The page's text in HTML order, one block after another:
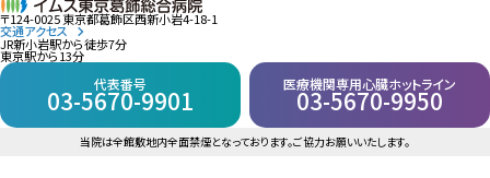
〒124-0025 東京都葛飾区西新小岩4-18-1
交通アクセス
JR新小岩駅から徒歩7分
東京駅から13分
代表番号
03-5670-9901
医療機関専用心臓ホットライン
03-5670-9950
当院は全館敷地内全面禁煙となっております。ご協力お願いいたします。